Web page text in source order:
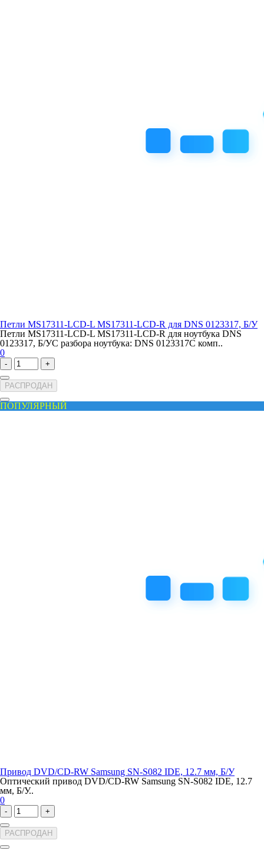
Петли MS17311-LCD-L MS17311-LCD-R для DNS 0123317, Б/У
Петли MS17311-LCD-L MS17311-LCD-R для ноутбука DNS
0123317, Б/УС разбора ноутбука: DNS 0123317С комп..
0
- +
РАСПРОДАН
ПОПУЛЯРНЫЙ
Привод DVD/CD-RW Samsung SN-S082 IDE, 12.7 мм, Б/У
Оптический привод DVD/CD-RW Samsung SN-S082 IDE, 12.7
мм, Б/У..
0
- +
РАСПРОДАН